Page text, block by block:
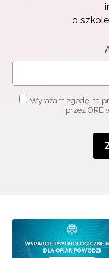
o
Wyrażam zgodę na
przez ORE